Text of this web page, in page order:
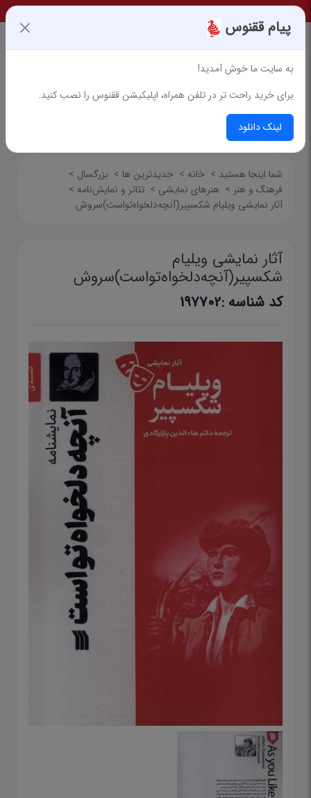
شما اینجا هستید > خانه > جدیدترین ها > بزرگسال >
فرهنگ و هنر > هنرهای نمایشی > تئاتر و نمایش‌نامه >
آثار نمایشی ویلیام شکسپیر(آنچه‌دلخواه‌تواست)سروش
آثار نمایشی ویلیام
شکسپیر(آنچه‌دلخواه‌تواست)سروش
کد شناسه :197702
پیام ققنوس
به سایت ما خوش آمدید!
برای خرید راحت تر در تلفن همراه، اپلیکیشن ققنوس را نصب کنید.
لینک دانلود